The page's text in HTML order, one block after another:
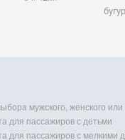
мужского, женского или
для пассажиров с детьми
для пассажиров с мелкими